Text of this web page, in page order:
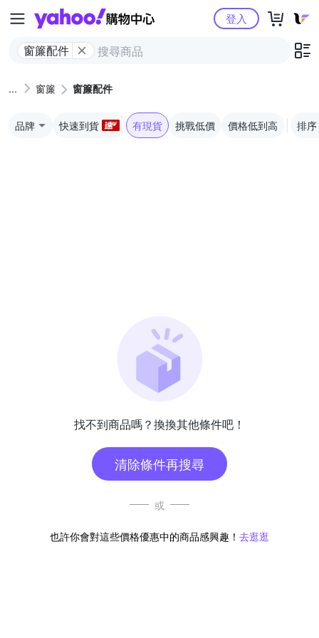
Yahoo購物中心
窗簾配件
登入
窗簾 窗簾配件
品牌 快速到貨 有現貨 挑戰低價 價格低到高 排序
找不到商品嗎？換換其他條件吧！
清除條件再搜尋
或
也許你會對這些價格優惠中的商品感興趣！ 去逛逛